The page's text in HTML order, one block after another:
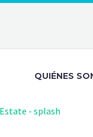
QUIÉNES
- splash